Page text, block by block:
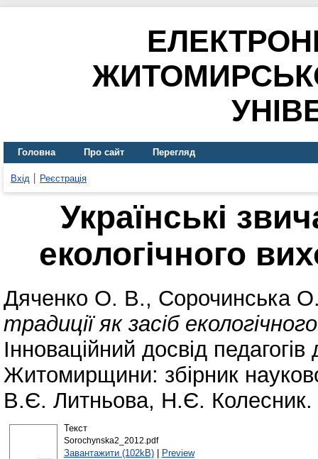
Головна Про сайт Перегляд
Вхід Реєстрація
Українські
екологічного
Дяченко О. В., Сорочинська
традиції як засіб
Інноваційний досвід
Житомирщини: збірник
В.Є. Литньова, Н.Є.
Текст
Sorochynska2_2012.pdf
Завантажити (102kB)| Preview